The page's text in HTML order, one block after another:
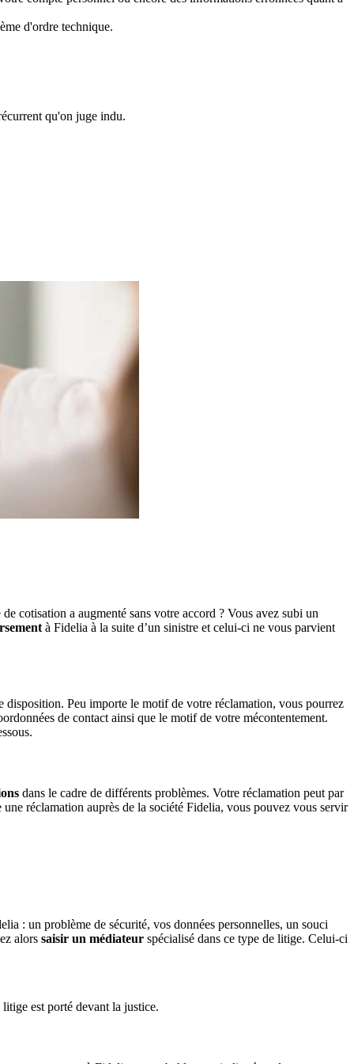
d'ordre technique.
qu'on juge indu.
cotisation a augmenté sans votre accord ? Vous avez subi un
à Fidelia à la suite d’un sinistre et celui-ci ne vous parvient
disposition. Peu importe le motif de votre réclamation, vous pourrez
de contact ainsi que le motif de votre mécontentement.
dans le cadre de différents problèmes. Votre réclamation peut par
réclamation auprès de la société Fidelia, vous pouvez vous servir
: un problème de sécurité, vos données personnelles, un souci
alors saisir un médiateur spécialisé dans ce type de litige. Celui-ci
est porté devant la justice.